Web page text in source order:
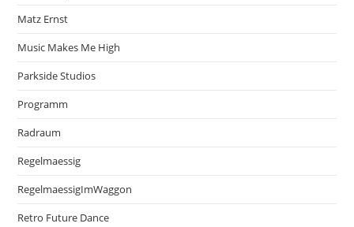
Matz Ernst
Music Makes Me High
Parkside Studios
Programm
Radraum
Regelmaessig
RegelmaessigImWaggon
Retro Future Dance